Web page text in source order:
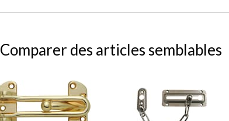
Comparer des articles semblables